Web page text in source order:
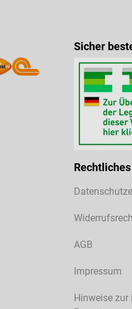
Sicher
Rechtliches
AGB
Impressum
Hinweise zur